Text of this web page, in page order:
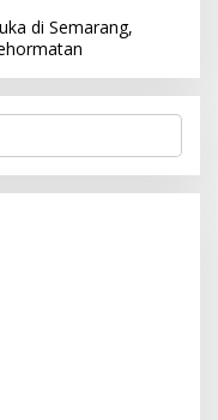
di Semarang,